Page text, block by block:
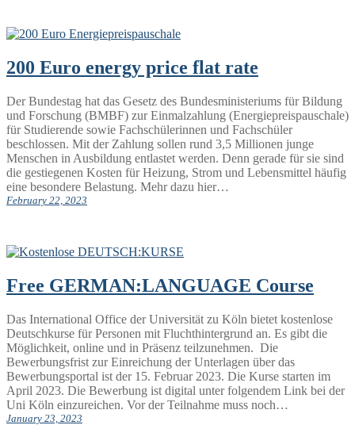
200 Euro energy price flat rate
Der Bundestag hat das Gesetz des Bundesministeriums für Bildung
und Forschung (BMBF) zur Einmalzahlung (Energiepreispauschale)
für Studierende sowie Fachschülerinnen und Fachschüler
beschlossen. Mit der Zahlung sollen rund 3,5 Millionen junge
Menschen in Ausbildung entlastet werden. Denn gerade für sie sind
die gestiegenen Kosten für Heizung, Strom und Lebensmittel häufig
eine besondere Belastung. Mehr dazu hier…
February 22, 2023
Free GERMAN:LANGUAGE Course
Das International Office der Universität zu Köln bietet kostenlose
Deutschkurse für Personen mit Fluchthintergrund an. Es gibt die
Möglichkeit, online und in Präsenz teilzunehmen. Die
Bewerbungsfrist zur Einreichung der Unterlagen über das
Bewerbungsportal ist der 15. Februar 2023. Die Kurse starten im
April 2023. Die Bewerbung ist digital unter folgendem Link bei der
Uni Köln einzureichen. Vor der Teilnahme muss noch…
January 23, 2023